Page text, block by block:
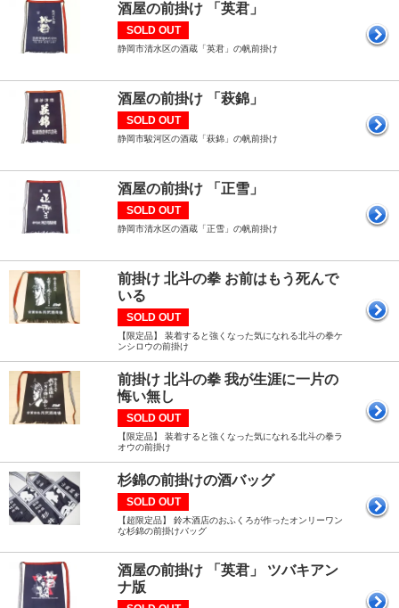
酒屋の前掛け 「英君」
SOLD OUT
静岡市清水区の酒蔵「英君」の帆前掛け
酒屋の前掛け 「萩錦」
SOLD OUT
静岡市駿河区の酒蔵「萩錦」の帆前掛け
酒屋の前掛け 「正雪」
SOLD OUT
静岡市清水区の酒蔵「正雪」の帆前掛け
前掛け 北斗の拳 お前はもう死んで
いる
SOLD OUT
【限定品】 装着すると強くなった気になれる北斗の拳ケ
ンシロウの前掛け
前掛け 北斗の拳 我が生涯に一片の
悔い無し
SOLD OUT
【限定品】 装着すると強くなった気になれる北斗の拳ラ
オウの前掛け
杉錦の前掛けの酒バッグ
SOLD OUT
【超限定品】 鈴木酒店のおふくろが作ったオンリーワン
な杉錦の前掛けバッグ
酒屋の前掛け 「英君」 ツバキアン
ナ版